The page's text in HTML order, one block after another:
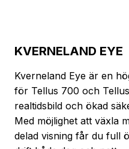
KVERNELAND EYE
Kverneland Eye är en
för Tellus 700 och
realtidsbild och ökad
Med möjlighet att växla
delad visning får du full